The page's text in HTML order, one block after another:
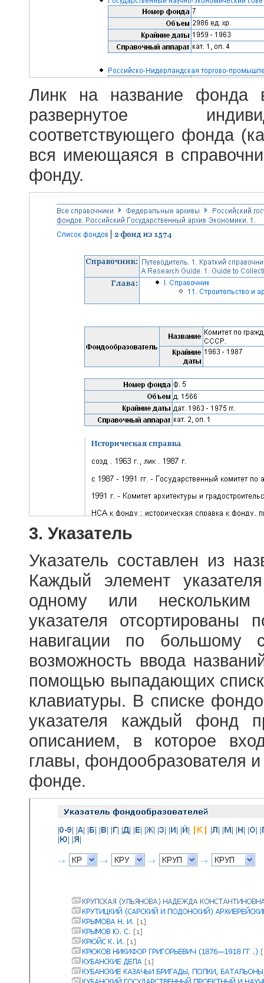
Линк на название фонда
развернутое
соответствующего фонда
вся имеющаяся в
фонду.
3. Указатель
Указатель составлен из
Каждый элемент
одному или
указателя отсортированы
навигации по большому
возможность ввода
помощью выпадающих
клавиатуры. В списке
указателя каждый фонд
описанием, в которое
главы, фондообразователя
фонде.